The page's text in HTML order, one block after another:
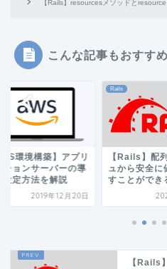
【Rails】resourcesメソッドと
こんな記事もおすすめ
環境構築】アプリ
ションサーバーの導
設定方法を解説
2019年12月20日
Rails
【Rails】配
ュから安全に
すことができ
【Rails